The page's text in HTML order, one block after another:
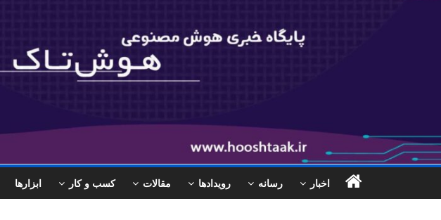
مصنوعی
اخبار رسانه رویدادها مقالات کسب و کار ابزارها